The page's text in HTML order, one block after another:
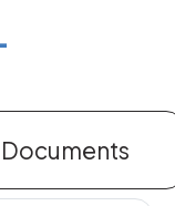
Documents